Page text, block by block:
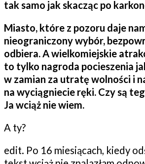
tak samo jak skacząc po
Miasto, które z pozoru daje
nieograniczony wybór,
odbiera. A wielkomiejskie
to tylko nagroda pocieszenia
w zamian za utratę wolności i
na wyciągniecie ręki. Czy są
Ja wciąż nie wiem.
A ty?
edit. Po 16 miesiącach, kiedy